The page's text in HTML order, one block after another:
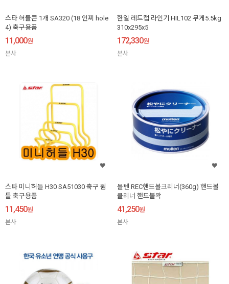
스타 허들콘 1개 SA320 (18 인찌 hole
4) 축구용품
11,000원
본사
한일 레드캡 라인기 HIL102 무게5.5kg
310x295x5
172,330원
본사
스타 미니허들 H30 SA51030 축구 뜀
틀 축구용품
11,450원
본사
몰텐 REC핸드볼크리너(360g) 핸드볼
클리너 핸드볼왁
41,250원
본사